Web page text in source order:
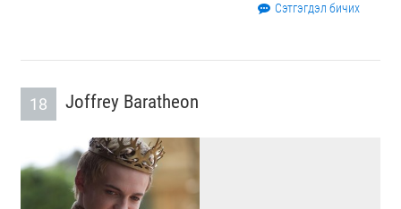
Сэтгэгдэл бичих
18 Joffrey Baratheon